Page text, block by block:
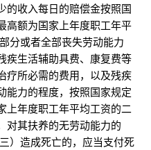
的收入每日的赔偿金按照国
高额为国家上年度职工年平
或者全部丧失劳动能力
疾生活辅助具费、康复费等
疗所必需的费用，以及残疾
能力的程度，按照国家规定
上年度职工年平均工资的二
对其扶养的无劳动能力的
造成死亡的，应当支付死